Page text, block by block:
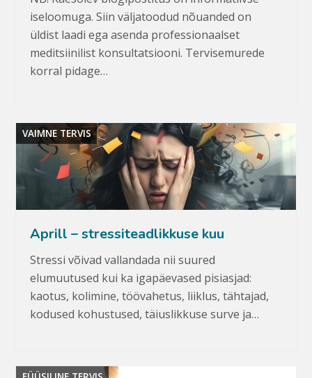
iseloomuga. Siin väljatoodud nõuanded on
üldist laadi ega asenda professionaalset
meditsiinilist konsultatsiooni. Tervisemurede
korral pidage…
VAIMNE TERVIS
Aprill – stressiteadlikkuse kuu
Stressi võivad vallandada nii suured
elumuutused kui ka igapäevased pisiasjad:
kaotus, kolimine, töövahetus, liiklus, tähtajad,
kodused kohustused, täiuslikkuse surve ja…